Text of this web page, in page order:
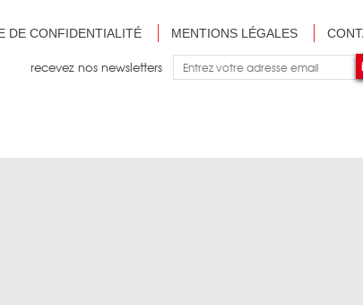
DE CONFIDENTIALITÉ MENTIONS LÉGALES
recevez nos newsletters